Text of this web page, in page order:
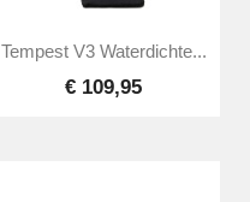
Tempest V3 Waterdichte...
€ 109,95